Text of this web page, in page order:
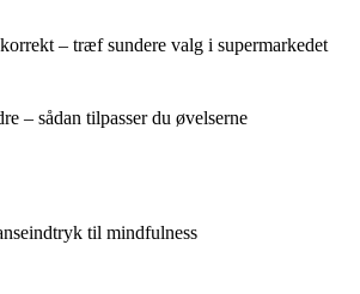
– træf sundere valg i supermarkedet
– sådan tilpasser du øvelserne
til mindfulness